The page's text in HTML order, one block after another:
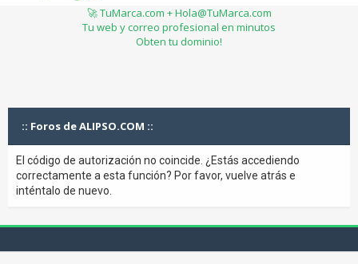
🚀 TuMarca.com + Hola@TuMarca.com
Tu web y correo profesional en minutos
Obten tu dominio!
:: Foros de ALIPSO.COM ::
El código de autorización no coincide. ¿Estás accediendo
correctamente a esta función? Por favor, vuelve atrás e
inténtalo de nuevo.